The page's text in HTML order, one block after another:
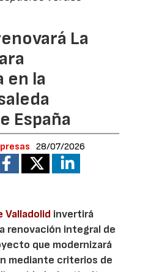
La
la
España
28/07/2026
Valladolid invertirá
renovación integral de
que modernizará
mediante criterios de